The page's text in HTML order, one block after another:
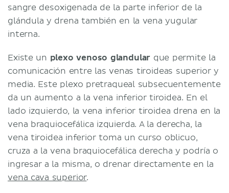
sangre desoxigenada de la parte inferior de la
glándula y drena también en la vena yugular
interna.
Existe un plexo venoso glandular que permite la
comunicación entre las venas tiroideas superior y
media. Este plexo pretraqueal subsecuentemente
da un aumento a la vena inferior tiroidea. En el
lado izquierdo, la vena inferior tiroidea drena en la
vena braquiocefálica izquierda. A la derecha, la
vena tiroidea inferior toma un curso oblicuo,
cruza a la vena braquiocefálica derecha y podría o
ingresar a la misma, o drenar directamente en la
vena cava superior.